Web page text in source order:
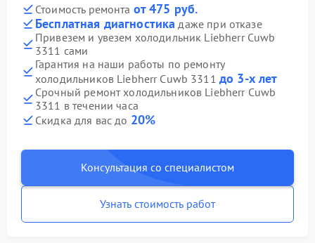
Стоимость ремонта от 475 руб.
Бесплатная диагностика даже при отказе
Привезем и увезем холодильник Liebherr Cuwb
3311 сами
Гарантия на наши работы по ремонту
холодильников Liebherr Cuwb 3311 до 3-х лет
Срочный ремонт холодильников Liebherr Cuwb
3311 в течении часа
Скидка для вас до 20%
Консультация со специалистом
Узнать стоимость работ